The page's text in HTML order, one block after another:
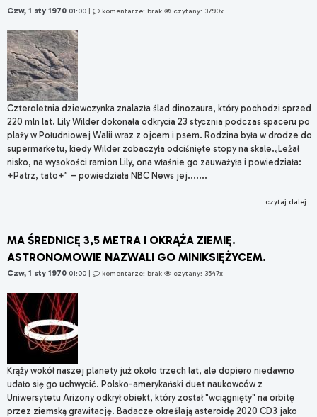
Czw, 1 sty 1970 01:00 komentarze: brak czytany: 3790x
Czteroletnia dziewczynka znalazła ślad dinozaura, który pochodzi sprzed
220 mln lat. Lily Wilder dokonała odkrycia 23 stycznia podczas spaceru po
plaży w Południowej Walii wraz z ojcem i psem. Rodzina była w drodze do
supermarketu, kiedy Wilder zobaczyła odciśnięte stopy na skale.„Leżał
nisko, na wysokości ramion Lily, ona właśnie go zauważyła i powiedziała:
+Patrz, tato+” – powiedziała NBC News jej.......
czytaj dalej
MA ŚREDNICĘ 3,5 METRA I OKRĄŻA ZIEMIĘ.
ASTRONOMOWIE NAZWALI GO MINIKSIĘŻYCEM.
Czw, 1 sty 1970 01:00 | komentarze: brak czytany: 3547x
Krąży wokół naszej planety już około trzech lat, ale dopiero niedawno
udało się go uchwycić. Polsko-amerykański duet naukowców z
Uniwersytetu Arizony odkrył obiekt, który został "wciągnięty" na orbitę
przez ziemską grawitację. Badacze określają asteroidę 2020 CD3 jako